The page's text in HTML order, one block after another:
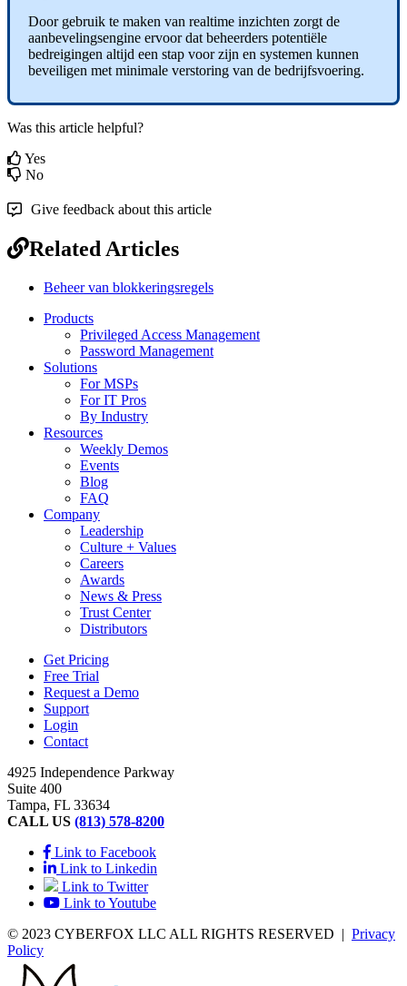
Door gebruik te maken van realtime inzichten zorgt de
aanbevelingsengine ervoor dat beheerders potentiële
bedreigingen altijd een stap voor zijn en systemen kunnen
beveiligen met minimale verstoring van de bedrijfsvoering.
Was this article helpful?
Yes
No
Give feedback about this article
Related Articles
Beheer van blokkeringsregels
Products
Privileged Access Management
Password Management
Solutions
For MSPs
For IT Pros
By Industry
Resources
Weekly Demos
Events
Blog
FAQ
Company
Leadership
Culture + Values
Careers
Awards
News & Press
Trust Center
Distributors
Get Pricing
Free Trial
Request a Demo
Support
Login
Contact
4925 Independence Parkway
Suite 400
Tampa, FL 33634
CALL US (813) 578-8200
Link to Facebook
Link to Linkedin
Link to Twitter
Link to Youtube
© 2023 CYBERFOX LLC ALL RIGHTS RESERVED | Privacy
Policy